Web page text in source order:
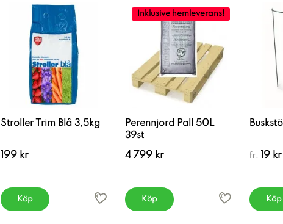
Stroller Trim Blå 3,5kg
199 kr
Köp
Inklusive hemleverans!
Perennjord Pall 50L
39st
4 799 kr
Köp
fr. 19 kr
Köp